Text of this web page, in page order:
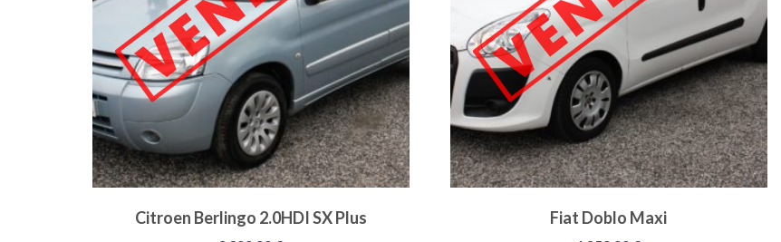
Citroen Berlingo 2.0HDI SX Plus Fiat Doblo Maxi